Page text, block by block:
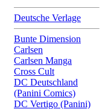
Deutsche Verlage
Bunte Dimension
Carlsen
Carlsen Manga
Cross Cult
DC Deutschland
(Panini Comics)
DC Vertigo (Panini)